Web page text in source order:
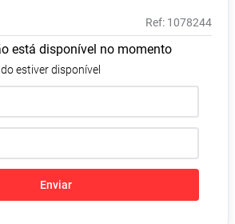
: 1078244
está disponível no momento
estiver disponível
Enviar